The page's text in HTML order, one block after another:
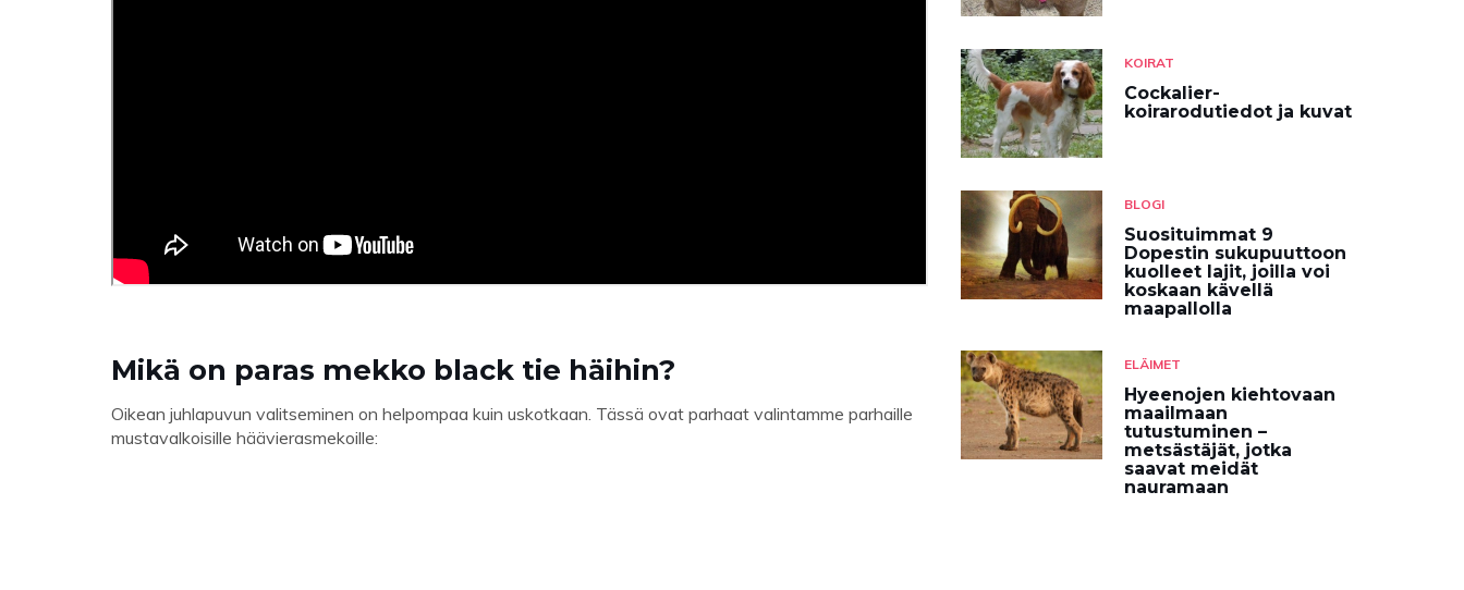
Mikä on paras mekko black tie häihin?
Oikean juhlapuvun valitseminen on helpompaa kuin uskotkaan. Tässä ovat parhaat valintamme parhaille
mustavalkoisille häävierasmekoille:
KOIRAT
Cockalier-
koirarodutiedot ja kuvat
BLOGI
Suosituimmat 9
Dopestin sukupuuttoon
kuolleet lajit, joilla voi
koskaan kävellä
maapallolla
ELÄIMET
Hyeenojen kiehtovaan
maailmaan
tutustuminen –
metsästäjät, jotka
saavat meidät
nauramaan